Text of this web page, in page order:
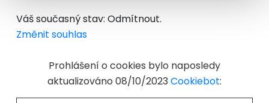
Váš současný stav: Odmítnout.
Změnit souhlas
Prohlášení o cookies bylo naposledy
aktualizováno 08/10/2023 Cookiebot: